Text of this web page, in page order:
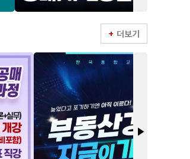
더보기
play_arrow